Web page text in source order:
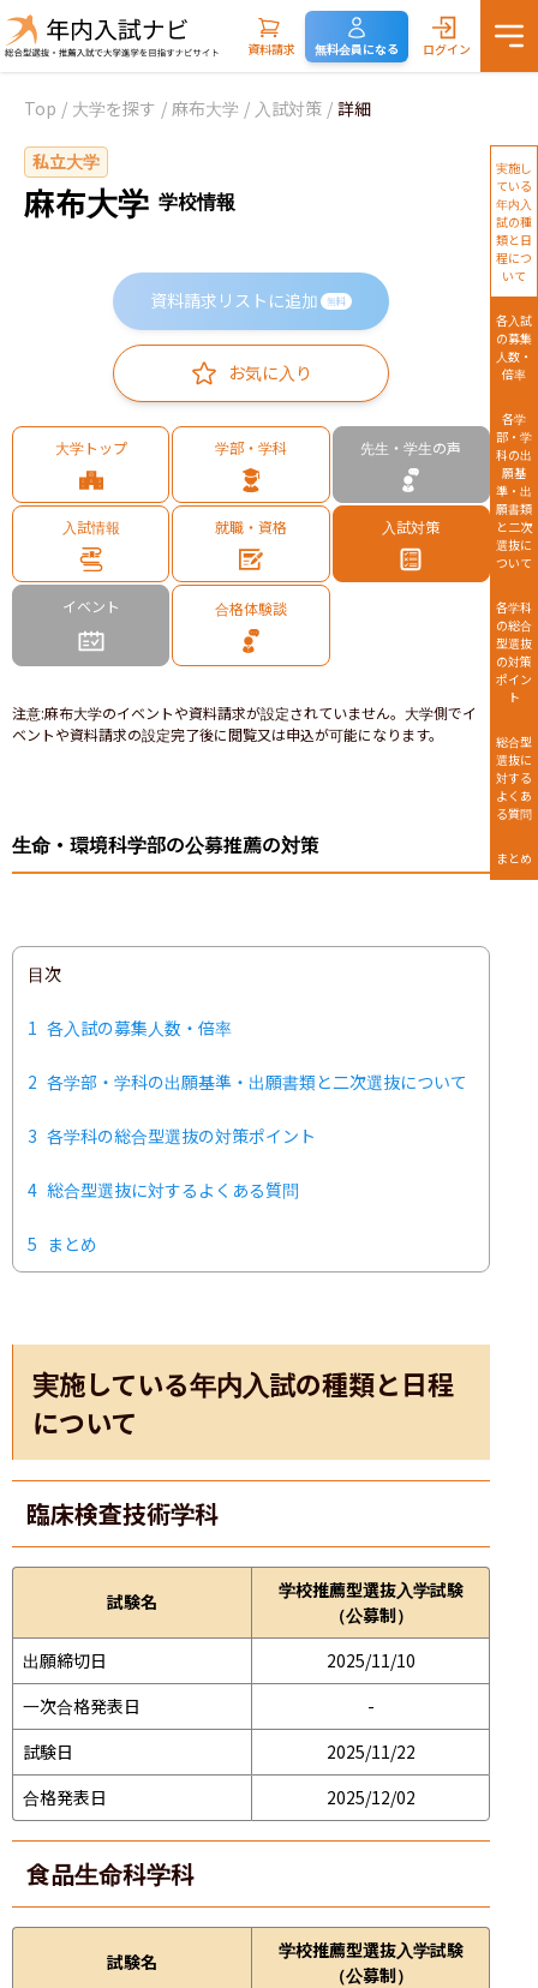
資料請求 無料会員になる ログイン
Top / 大学を探す / 麻布大学 / 入試対策 / 詳細
私立大学
麻布大学 学校情報
資料請求リストに追加 無料
お気に入り
大学トップ 学部・学科 先生・学生の声
入試情報 就職・資格 入試対策
イベント 合格体験談
注意:麻布大学のイベントや資料請求が設定されていません。大学側でイ
ベントや資料請求の設定完了後に閲覧又は申込が可能になります。
生命・環境科学部の公募推薦の対策
目次
1 各入試の募集人数・倍率
2 各学部・学科の出願基準・出願書類と二次選抜について
3 各学科の総合型選抜の対策ポイント
4 総合型選抜に対するよくある質問
5 まとめ
実施している年内入試の種類と日程
について
臨床検査技術学科
試験名
学校推薦型選抜入学試験
（公募制）
出願締切日
2025/11/10
一次合格発表日
-
試験日
2025/11/22
合格発表日
2025/12/02
食品生命科学科
試験名
学校推薦型選抜入学試験
（公募制）
実施し
ている
年内入
試の種
類と日
程につ
いて
各入試
の募集
人数・
倍率
各学
部・学
科の出
願基
準・出
願書類
と二次
選抜に
ついて
各学科
の総合
型選抜
の対策
ポイン
ト
総合型
選抜に
対する
よくあ
る質問
まとめ